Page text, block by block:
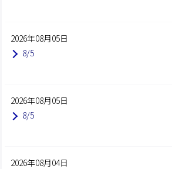
2026年08月05日
8/5
2026年08月05日
8/5
2026年08月04日